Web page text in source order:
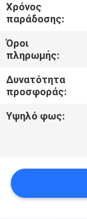
ΕΠΑΦΉ
ΜΕ
ΕΙΔΉΣΕΙΣ
SITEMAP
POLICY
Χρόνος
παράδοσης:
Όροι
πληρωμής:
Δυνατότητα
προσφοράς:
Υψηλό φως: